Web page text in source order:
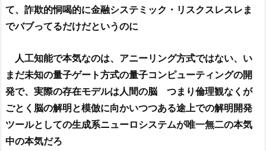
て、詐欺的恫喝的に金融システミック・リスクスレスレま
でバブってるだけだというのに
人工知能で本気なのは、アニーリング方式ではない、い
まだ未知の量子ゲート方式の量子コンピューティングの開
発で、実際の存在モデルは人間の脳 つまり倫理観なくが
ごとく脳の解明と模倣に向かいつつある途上での解明開発
ツールとしての生成系ニューロシステムが唯一無二の本気
中の本気だろ